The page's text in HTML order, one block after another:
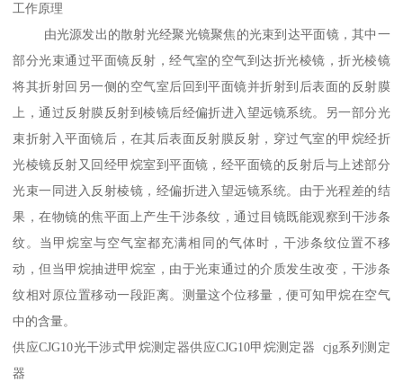
工作原理
由光源发出的散射光经聚光镜聚焦的光束到达平面镜，其中一
部分光束通过平面镜反射，经气室的空气到达折光棱镜，折光棱镜
将其折射回另一侧的空气室后回到平面镜并折射到后表面的反射膜
上，通过反射膜反射到棱镜后经偏折进入望远镜系统。另一部分光
束折射入平面镜后，在其后表面反射膜反射，穿过气室的甲烷经折
光棱镜反射又回经甲烷室到平面镜，经平面镜的反射后与上述部分
光束一同进入反射棱镜，经偏折进入望远镜系统。由于光程差的结
果，在物镜的焦平面上产生干涉条纹，通过目镜既能观察到干涉条
纹。当甲烷室与空气室都充满相同的气体时，干涉条纹位置不移
动，但当甲烷抽进甲烷室，由于光束通过的介质发生改变，干涉条
纹相对原位置移动一段距离。测量这个位移量，便可知甲烷在空气
中的含量。
供应CJG10光干涉式甲烷测定器供应CJG10甲烷测定器 cjg系列测定
器